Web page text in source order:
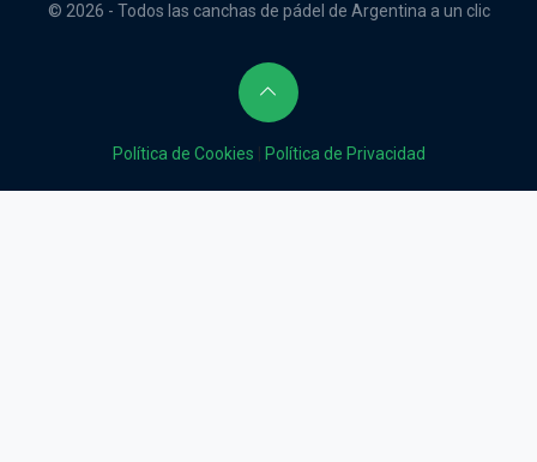
© 2026 - Todos las canchas de pádel de Argentina a un clic
Política de Cookies Política de Privacidad